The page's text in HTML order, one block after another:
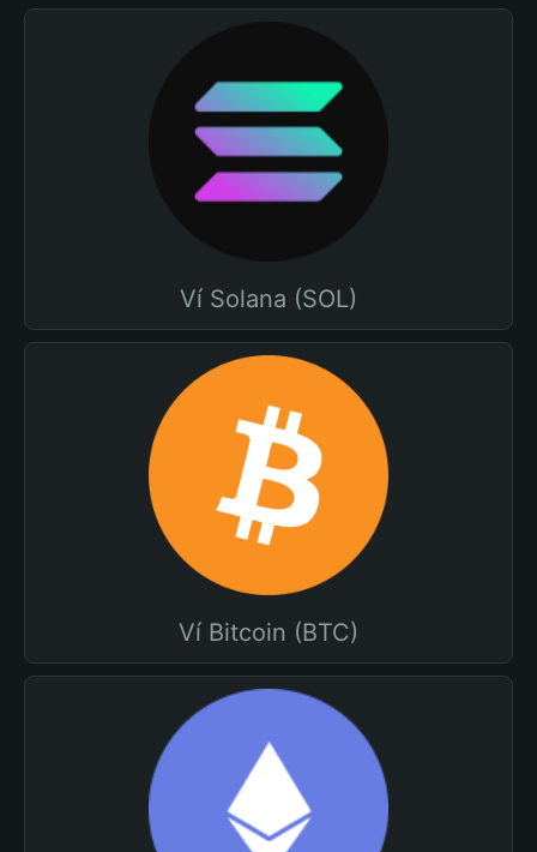
Ví Solana (SOL)
Ví Bitcoin (BTC)